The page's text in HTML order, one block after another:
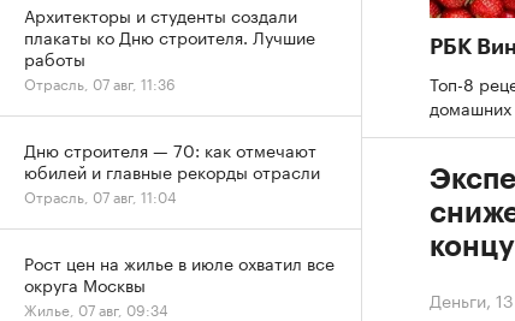
РБК
Топ-8
домашних
Деньги,
Архитекторы и студенты создали
плакаты ко Дню строителя. Лучшие
работы
Отрасль, 07 авг, 11:36
Дню строителя — 70: как отмечают
юбилей и главные рекорды отрасли
Отрасль, 07 авг, 11:04
Рост цен на жилье в июле охватил все
округа Москвы
Жилье, 07 авг, 09:34